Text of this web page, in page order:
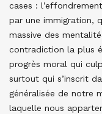
cases :
par une immigration,
massive des
contradiction la plus
progrès moral qui
surtout qui s’inscrit
généralisée de notre
laquelle nous